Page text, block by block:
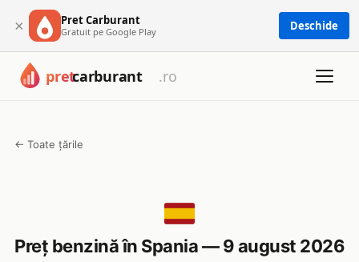
× Pret Carburant
Gratuit pe Google Play Deschide
← Toate țările
Preț benzină în Spania — 9 august 2026